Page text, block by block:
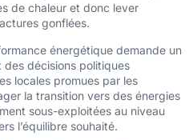
de chaleur et donc lever
gonflées.
énergétique demande un
décisions politiques
locales promues par les
la transition vers des énergies
sous-exploitées au niveau
l’équilibre souhaité.